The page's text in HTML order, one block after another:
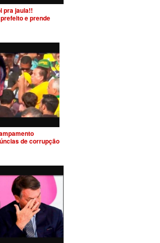
pra jaula!!
e prende
de corrupção